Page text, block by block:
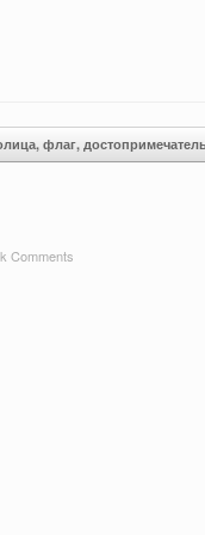
флаг,
Comments